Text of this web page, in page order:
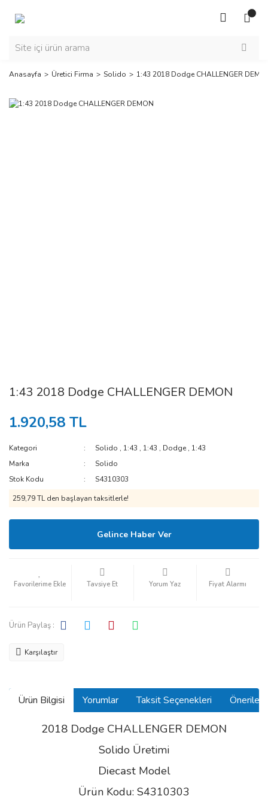
Anasayfa Üretici Firma Solido 1:43 2018 Dodge CHALLENGER
1:43 2018 Dodge CHALLENGER DEMON
1.920,58 TL
Kategori Solido , 1:43 , 1:43 , Dodge , 1:43
Marka
Solido
Stok Kodu
S4310303
259,79 TL den başlayan taksitlerle!
Gelince Haber Ver
Tavsiye Et Yorum Yaz Fiyat Alarmı
Ürün Paylaş :
Karşılaştır
Ürün Bilgisi Yorumlar Taksit Seçenekleri
2018 Dodge CHALLENGER DEMON
Solido Üretimi
Diecast Model
Ürün Kodu: S4310303